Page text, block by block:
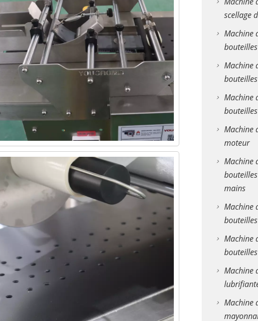
scellage
Machine
Machine
Machine
Machine
moteur
Machine
mains
Machine
Machine
Machine
Machine